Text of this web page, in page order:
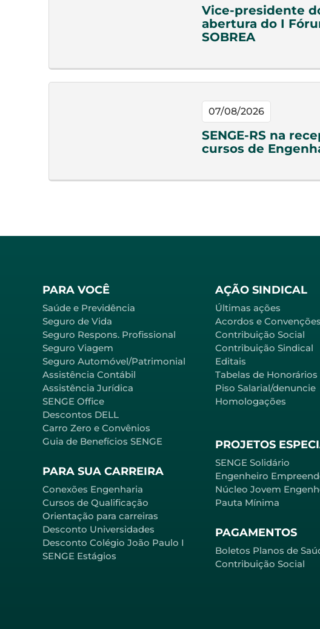
Vice-presidente
abertura do I
SOBREA
07/08/2026
SENGE-RS na
cursos de
PARA VOCÊ
Saúde e Previdência
Seguro de Vida
Seguro Respons. Profissional
Seguro Viagem
Seguro Automóvel/Patrimonial
Assistência Contábil
Assistência Jurídica
SENGE Office
Descontos DELL
Carro Zero e Convênios
Guia de Benefícios SENGE
PARA SUA CARREIRA
Conexões Engenharia
Cursos de Qualificação
Orientação para carreiras
Desconto Universidades
Desconto Colégio João Paulo I
SENGE Estágios
AÇÃO SINDICAL
Últimas ações
Acordos e Convenções
Contribuição Social
Contribuição Sindical
Editais
Tabelas de Honorários
Piso Salarial/denuncie
Homologações
PROJETOS
SENGE Solidário
Engenheiro
Núcleo Jovem
Pauta Mínima
PAGAMENTOS
Boletos Planos de
Contribuição Social